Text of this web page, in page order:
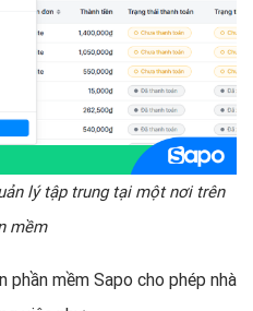
lý tập trung tại một nơi trên
mềm
phần mềm Sapo cho phép nhà